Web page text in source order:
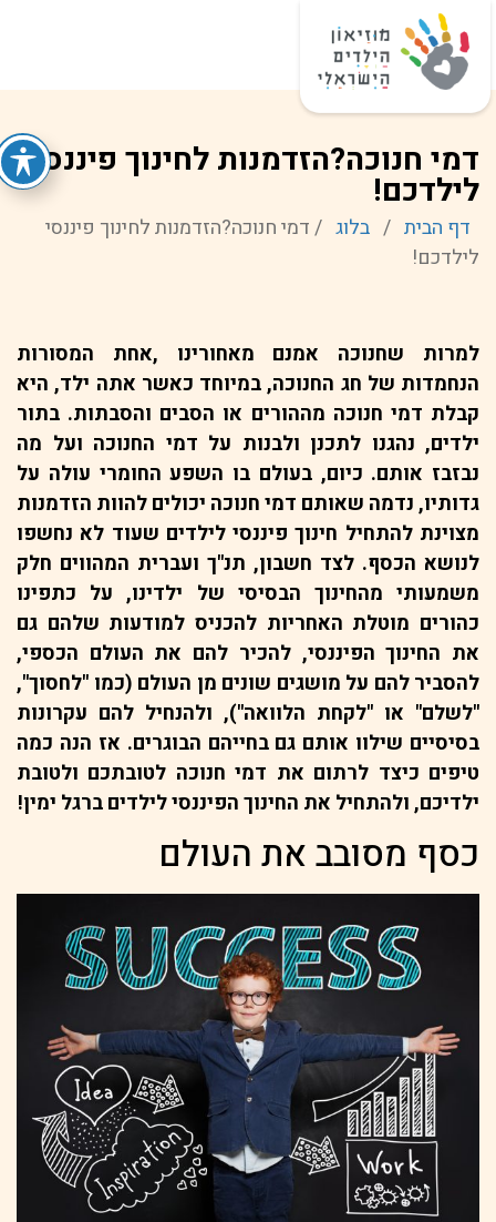
דמי חנוכה?הזדמנות לחינוך פיננסי
לילדכם!
דף הבית / בלוג / דמי חנוכה?הזדמנות לחינוך פיננסי
לילדכם!
למרות שחנוכה אמנם מאחורינו ,אחת המסורות
הנחמדות של חג החנוכה, במיוחד כאשר אתה ילד, היא
קבלת דמי חנוכה מההורים או הסבים והסבתות. בתור
ילדים, נהגנו לתכנן ולבנות על דמי החנוכה ועל מה
נבזבז אותם. כיום, בעולם בו השפע החומרי עולה על
גדותיו, נדמה שאותם דמי חנוכה יכולים להוות הזדמנות
מצוינת להתחיל חינוך פיננסי לילדים שעוד לא נחשפו
לנושא הכסף. לצד חשבון, תנ"ך ועברית המהווים חלק
משמעותי מהחינוך הבסיסי של ילדינו, על כתפינו
כהורים מוטלת האחריות להכניס למודעות שלהם גם
את החינוך הפיננסי, להכיר להם את העולם הכספי,
להסביר להם על מושגים שונים מן העולם (כמו "לחסוך",
"לשלם" או "לקחת הלוואה"), ולהנחיל להם עקרונות
בסיסיים שילוו אותם גם בחייהם הבוגרים. אז הנה כמה
טיפים כיצד לרתום את דמי חנוכה לטובתכם ולטובת
ילדיכם, ולהתחיל את החינוך הפיננסי לילדים ברגל ימין!
כסף מסובב את העולם